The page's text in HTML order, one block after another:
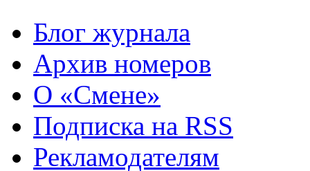
Блог журнала
Архив номеров
О «Смене»
Подписка на RSS
Рекламодателям